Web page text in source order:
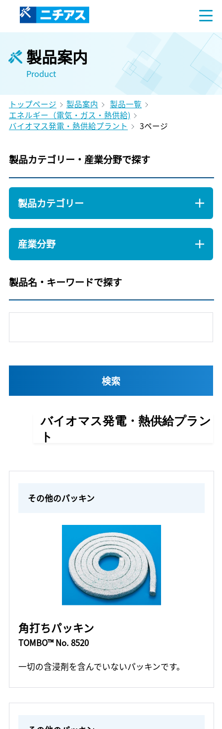
製品案内
Product
トップページ 製品案内
製品一覧
エネルギー（電気・ガス・熱供給)
バイオマス発電・熱供給プラント
3ページ
製品カテゴリー・産業分野で探す
製品カテゴリー
産業分野
製品名・キーワードで探す
バイオマス発電・熱供給プラン
ト
その他のパッキン
角打ちパッキン
TOMBO™ No. 8520
一切の含浸剤を含んでいないパッキンです。